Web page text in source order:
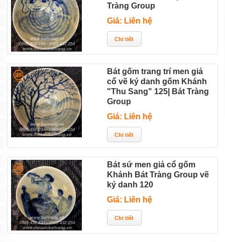
Tràng Group
Giá: Liên hệ
Bát gốm trang trí men giả
cổ vẽ ký danh gốm Khánh
"Thu Sang" 125| Bát Tràng
Group
Giá: Liên hệ
Bát sứ men giả cổ gốm
Khánh Bát Tràng Group vẽ
ký danh 120
Giá: Liên hệ